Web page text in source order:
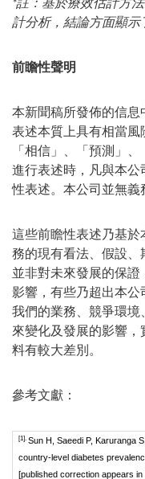
計分析，結論方面顯示
前瞻性聲明
本新聞稿所發佈的信
表述本質上具有相當風
「相信」、「預測」
進行表述時，凡與本
性表述。本公司並無義
這些前瞻性表述乃基
務的現有看法、假設
並非對未來發展的保
影響，有些乃超出本
我們的業務、競爭環
來變化及發展的影響
料有較大差別。
參考文獻：
[1]. Sun H, Saeedi P, Karuranga
country-level diabetes
[published correction appears